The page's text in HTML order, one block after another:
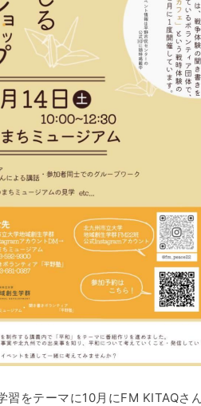
習をテーマに10月にFM KITAQさ